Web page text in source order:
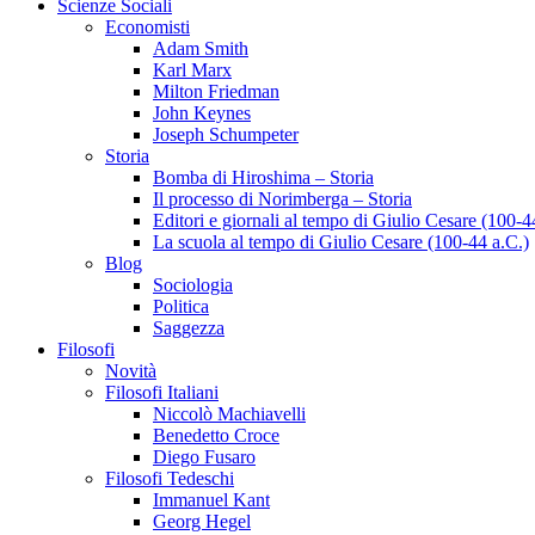
Scienze Sociali
Economisti
Adam Smith
Karl Marx
Milton Friedman
John Keynes
Joseph Schumpeter
Storia
Bomba di Hiroshima – Storia
Il processo di Norimberga – Storia
Editori e giornali al tempo di Giulio Cesare (100-
La scuola al tempo di Giulio Cesare (100-44 a.C.)
Blog
Sociologia
Politica
Saggezza
Filosofi
Novità
Filosofi Italiani
Niccolò Machiavelli
Benedetto Croce
Diego Fusaro
Filosofi Tedeschi
Immanuel Kant
Georg Hegel